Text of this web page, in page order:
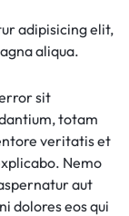
adipisicing elit,
aliqua.
sit
totam
veritatis et
Nemo
aut
dolores eos qui